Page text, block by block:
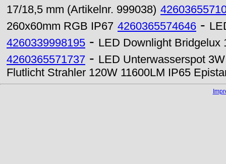
17/18,5 mm (Artikelnr. 999038)
260x60mm RGB IP67 4260365574646 -
4260339998195 - LED Downlight Bridgelux
4260365571737 - LED Unterwasserspot
Flutlicht Strahler 120W 11600LM IP65